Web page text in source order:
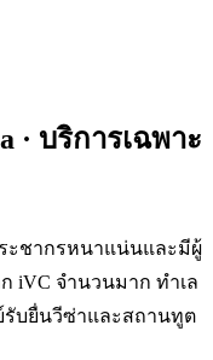
· บริการเฉพาะ
ะชากรหนาแน่นและมีผู้
iVC จำนวนมาก ทำเล
รับยื่นวีซ่าและสถานทูต